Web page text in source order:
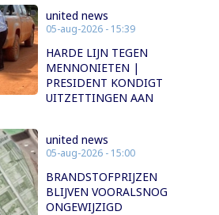
united news
05-aug-2026 - 15:39
HARDE LIJN TEGEN
MENNONIETEN |
PRESIDENT KONDIGT
UITZETTINGEN AAN
united news
05-aug-2026 - 15:00
BRANDSTOFPRIJZEN
BLIJVEN VOORALSNOG
ONGEWIJZIGD